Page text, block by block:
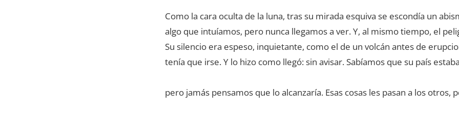
Como la cara oculta de la luna, tras su mirada esquiva se escondía un
algo que intuíamos, pero nunca llegamos a ver. Y, al mismo tiempo, el
Su silencio era espeso, inquietante, como el de un volcán antes de
tenía que irse. Y lo hizo como llegó: sin avisar. Sabíamos que su país
pero jamás pensamos que lo alcanzaría. Esas cosas les pasan a los otros,